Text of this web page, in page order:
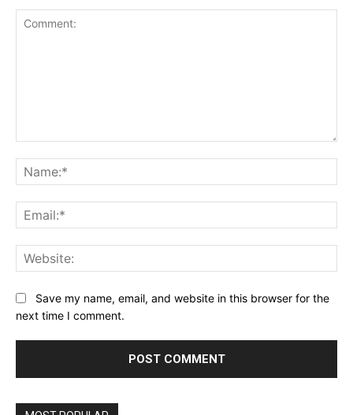
Save my name, email, and website in this browser for the
next time I comment.